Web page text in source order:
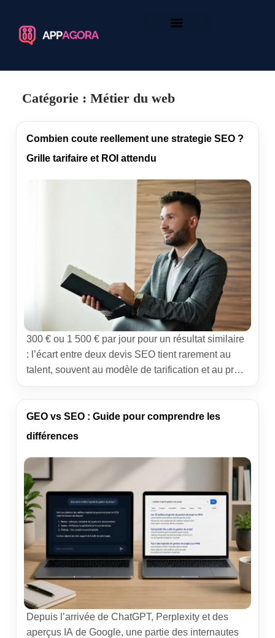
Catégorie : Métier du web
Combien coute reellement une strategie SEO ?
Grille tarifaire et ROI attendu
300 € ou 1 500 € par jour pour un résultat similaire
: l’écart entre deux devis SEO tient rarement au
talent, souvent au modèle de tarification et au profil
modèles de facturation et les questions décisives à
poser avant […]
GEO vs SEO : Guide pour comprendre les
différences
Depuis l’arrivée de ChatGPT, Perplexity et des
aperçus IA de Google, une partie des internautes